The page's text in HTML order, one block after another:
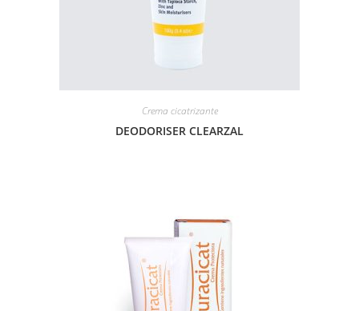
Crema cicatrizante
DEODORISER CLEARZAL